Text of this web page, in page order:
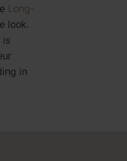
Long-
look.
is
in